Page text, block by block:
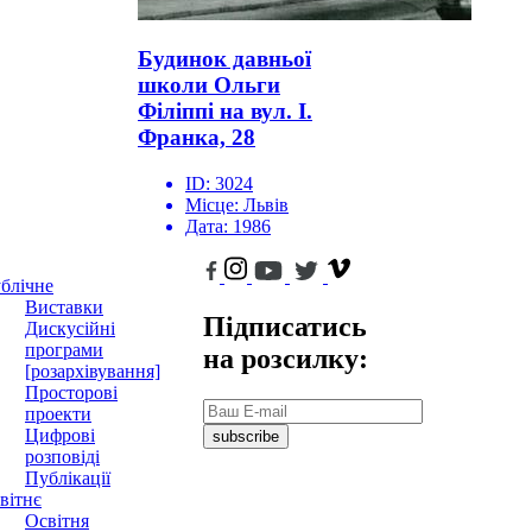
Будинок давньої
школи Ольги
Філіппі на вул. І.
Франка, 28
ID: 3024
Місце: Львів
Дата: 1986
Виставки
Дискусійні
програми
[розархівування]
Просторові
проекти
Цифрові
розповіді
Публікації
Освітня
Підписатись
на розсилку:
subscribe